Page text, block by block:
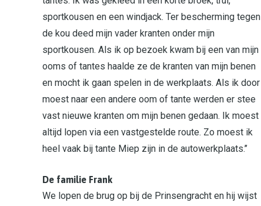
sportkousen en een windjack. Ter bescherming tegen
de kou deed mijn vader kranten onder mijn
sportkousen. Als ik op bezoek kwam bij een van mijn
ooms of tantes haalde ze de kranten van mijn benen
en mocht ik gaan spelen in de werkplaats. Als ik door
moest naar een andere oom of tante werden er stee
vast nieuwe kranten om mijn benen gedaan. Ik moest
altijd lopen via een vastgestelde route. Zo moest ik
heel vaak bij tante Miep zijn in de autowerkplaats.’’
De familie Frank
We lopen de brug op bij de Prinsengracht en hij wijst